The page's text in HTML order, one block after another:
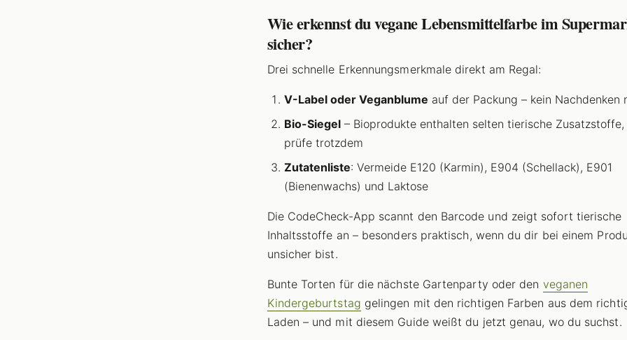
Wie erkennst du vegane Lebensmittelfarbe im
sicher?
Drei schnelle Erkennungsmerkmale direkt am Regal:
V-Label oder Veganblume auf der Packung – kein Nachdenken
Bio-Siegel– Bioprodukte enthalten selten tierische Zusatzstoffe,
prüfe trotzdem
Zutatenliste: Vermeide E120 (Karmin), E904 (Schellack), E901
(Bienenwachs) und Laktose
Die CodeCheck-App scannt den Barcode und zeigt sofort tierische
Inhaltsstoffe an – besonders praktisch, wenn du dir bei einem
unsicher bist.
Bunte Torten für die nächste Gartenparty oder den veganen
Kindergeburtstag gelingen mit den richtigen Farben aus dem
Laden – und mit diesem Guide weißt du jetzt genau, wo du suchst.